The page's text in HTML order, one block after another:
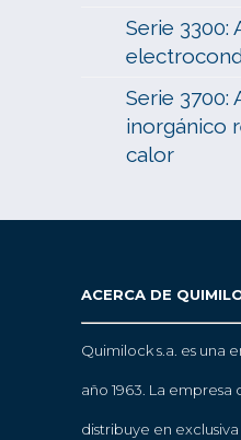
Serie 3300:
Serie 3700:
inorgánico
calor
ACERCA DE
Quimilock s.a. es una
año 1963. La
distribuye en